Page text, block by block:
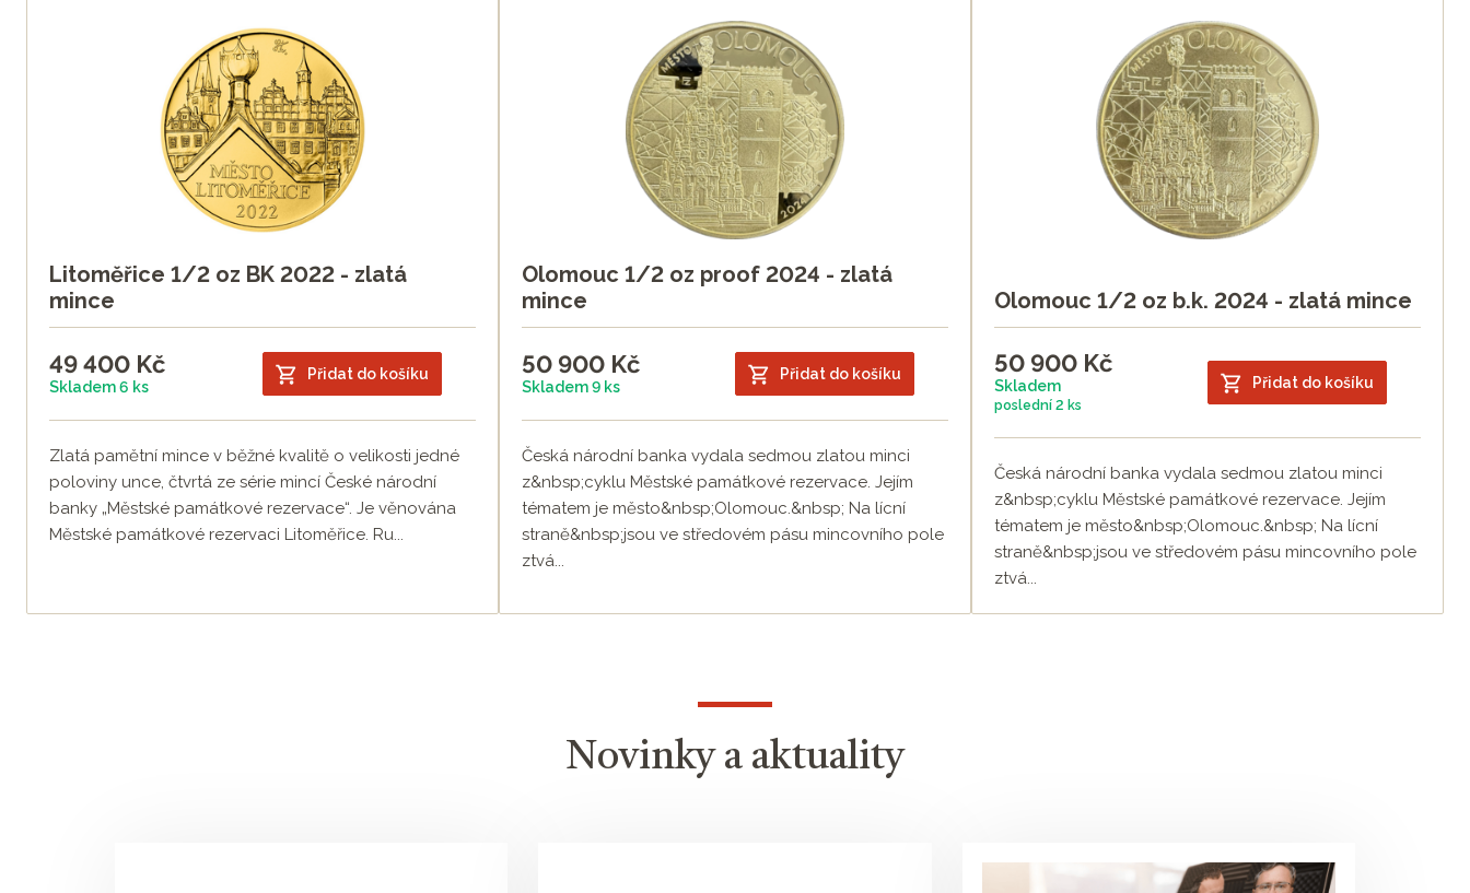
Litoměřice 1/2 oz BK 2022 - zlatá
mince
49 400 Kč
Skladem 6 ks
Přidat do košíku
Zlatá pamětní mince v běžné kvalitě o velikosti jedné
poloviny unce, čtvrtá ze série mincí České národní
banky „Městské památkové rezervace“. Je věnována
Městské památkové rezervaci Litoměřice. Ru...
Olomouc 1/2 oz proof 2024 - zlatá
mince
50 900 Kč
Skladem 9 ks
Přidat do košíku
Česká národní banka vydala sedmou zlatou minci
z&nbsp;cyklu Městské památkové rezervace. Jejím
tématem je město&nbsp;Olomouc.&nbsp; Na lícní
straně&nbsp;jsou ve středovém pásu mincovního pole
ztvá...
Olomouc 1/2 oz b.k. 2024 - zlatá mince
50 900 Kč
Skladem
poslední 2 ks
Přidat do košíku
Česká národní banka vydala sedmou zlatou minci
z&nbsp;cyklu Městské památkové rezervace. Jejím
tématem je město&nbsp;Olomouc.&nbsp; Na lícní
straně&nbsp;jsou ve středovém pásu mincovního pole
ztvá...
Novinky a aktuality